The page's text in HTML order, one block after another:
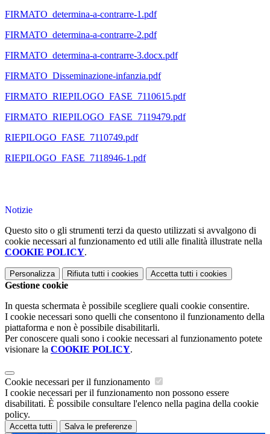
FIRMATO_determina-a-contrarre-1.pdf
FIRMATO_determina-a-contrarre-2.pdf
FIRMATO_determina-a-contrarre-3.docx.pdf
FIRMATO_Disseminazione-infanzia.pdf
FIRMATO_RIEPILOGO_FASE_7110615.pdf
FIRMATO_RIEPILOGO_FASE_7119479.pdf
RIEPILOGO_FASE_7110749.pdf
RIEPILOGO_FASE_7118946-1.pdf
Notizie
Questo sito o gli strumenti terzi da questo utilizzati si avvalgono di
cookie necessari al funzionamento ed utili alle finalità illustrate nella
COOKIE POLICY.
Personalizza Rifiuta tutti i cookies Accetta tutti i cookies
Gestione cookie
In questa schermata è possibile scegliere quali cookie consentire.
I cookie necessari sono quelli che consentono il funzionamento della
piattaforma e non è possibile disabilitarli.
Per conoscere quali sono i cookie necessari al funzionamento potete
visionare la COOKIE POLICY.
Cookie necessari per il funzionamento
I cookie necessari per il funzionamento non possono essere
disabilitati. È possibile consultare l'elenco nella pagina della cookie
policy.
Accetta tutti Salva le preferenze